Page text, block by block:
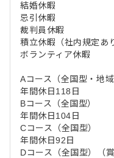
結婚休暇
忌引休暇
裁判員休暇
積立休暇（社内規定あ
ボランティア休暇
Aコース（全国型・地域
年間休日118日
Bコース（全国型）
年間休日104日
Cコース（全国型）
年間休日92日
Dコース（全国型）（